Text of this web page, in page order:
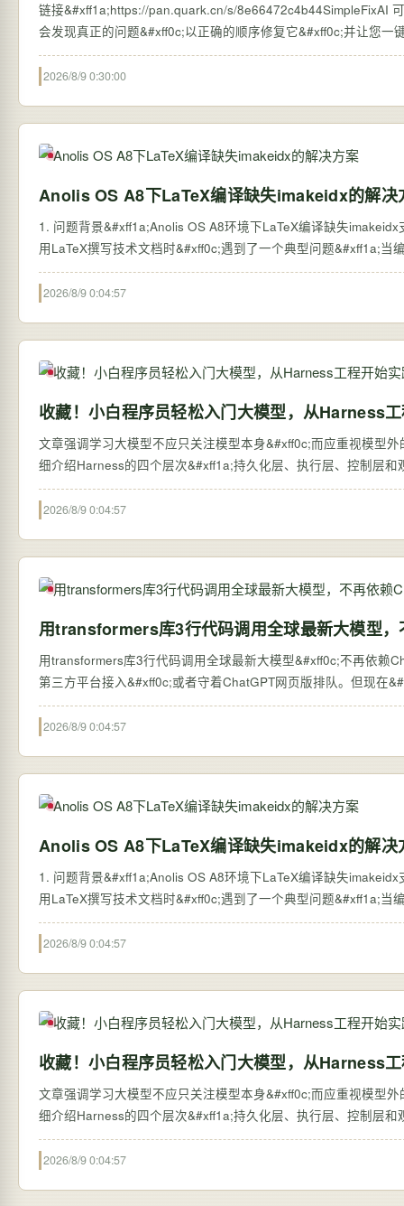
链接&#xff1a;https://pan.quark.cn/s/8e66472c4b44SimpleFixAI
会发现真正的问题&#xff0c;以正确的顺序修复它&#xff0c;并让您
2026/8/9 0:30:00
Anolis OS A8下LaTeX编译缺失imakeidx的解决
1. 问题背景&#xff1a;Anolis OS A8环境下LaTeX编译缺失
用LaTeX撰写技术文档时&#xff0c;遇到了一个典型问题&#xff1a;
2026/8/9 0:04:57
收藏！小白程序员轻松入门大模型，从Harness
文章强调学习大模型不应只关注模型本身&#xff0c;而应重视模型
细介绍Harness的四个层次&#xff1a;持久化层、执行层、控制层
2026/8/9 0:04:57
用transformers库3行代码调用全球最新大模型
用transformers库3行代码调用全球最新大模型&#xff0c;不再依赖ChatGPT网页版 过去&#xff0c;想体验全球最新的大语
第三方平台接入&#xff0c;或者守着ChatGPT网页版排队。但现在
2026/8/9 0:04:57
Anolis OS A8下LaTeX编译缺失imakeidx的解决
1. 问题背景&#xff1a;Anolis OS A8环境下LaTeX编译缺失
用LaTeX撰写技术文档时&#xff0c;遇到了一个典型问题&#xff1a;
2026/8/9 0:04:57
收藏！小白程序员轻松入门大模型，从Harness
文章强调学习大模型不应只关注模型本身&#xff0c;而应重视模型
细介绍Harness的四个层次&#xff1a;持久化层、执行层、控制层
2026/8/9 0:04:57